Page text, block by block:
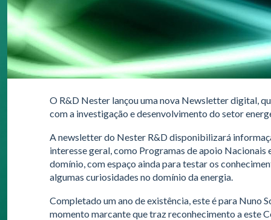
O R&D Nester lançou uma nova Newsletter digital,
com a investigação e desenvolvimento do setor
A newsletter do Nester R&D disponibilizará
interesse geral, como Programas de apoio
domínio, com espaço ainda para testar os
algumas curiosidades no domínio da energia.
Completado um ano de existência, este é para Nuno
momento marcante que traz reconhecimento a este